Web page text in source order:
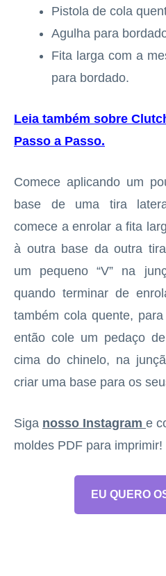
Pistola de cola
Agulha para
Fita larga com a
para bordado.
Leia também sobre
Passo a Passo.
Comece aplicando um
base de uma tira
comece a enrolar a fita
à outra base da outra
um pequeno “V” na
quando terminar de
também cola quente,
então cole um pedaço
cima do chinelo, na
criar uma base para os
Siga nosso Instagram e
moldes PDF para imprimir!
EU QUERO